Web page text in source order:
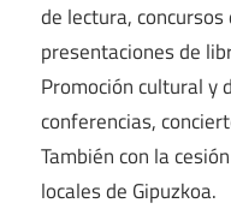
de lectura,
presentaciones de
Promoción cultural y
conferencias,
También con la
locales de Gipuzkoa.